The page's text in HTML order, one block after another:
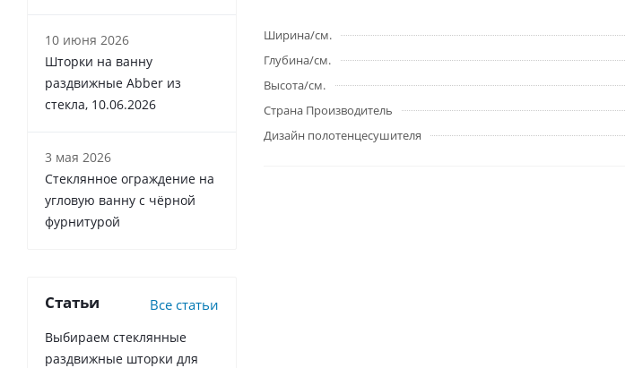
Ширина/см.
Глубина/см.
Высота/см.
Страна Производитель
Дизайн полотенцесушителя
10 июня 2026
Шторки на ванну
раздвижные Abber из
стекла, 10.06.2026
3 мая 2026
Стеклянное ограждение на
угловую ванну с чёрной
фурнитурой
Статьи Все статьи
Выбираем стеклянные
раздвижные шторки для